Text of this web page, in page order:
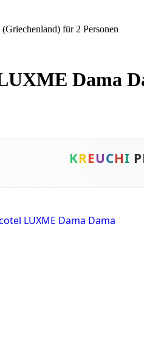
für 2 Personen
Dama
KREUCHI